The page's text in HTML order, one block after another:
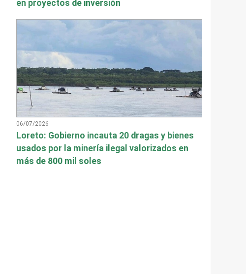
en proyectos de inversión
06/07/2026
Loreto: Gobierno incauta 20 dragas y bienes
usados por la minería ilegal valorizados en
más de 800 mil soles